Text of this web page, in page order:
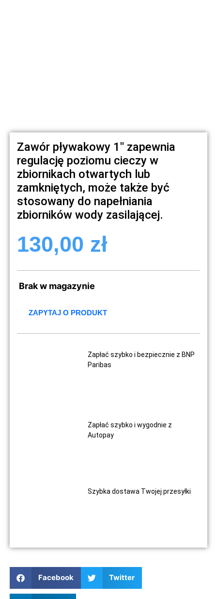
Facebook Twitter
Zawór pływakowy 1″ zapewnia
regulację poziomu cieczy w
zbiornikach otwartych lub
zamkniętych, może także być
stosowany do napełniania
zbiorników wody zasilającej.
130,00 zł
Brak w magazynie
ZAPYTAJ O PRODUKT
Zapłać szybko i bezpiecznie z BNP
Paribas
Zapłać szybko i wygodnie z
Autopay
Szybka dostawa Twojej przesyłki